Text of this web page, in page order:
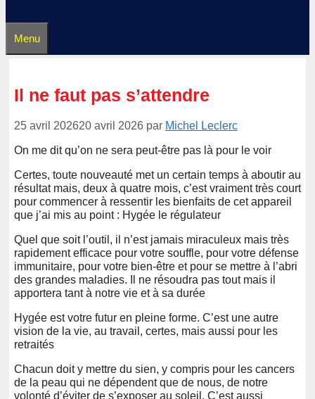
Menu
Il ne faut pas s’attendre
25 avril 202620 avril 2026 par Michel Leclerc
On me dit qu’on ne sera peut-être pas là pour le voir
Certes, toute nouveauté met un certain temps à aboutir au
résultat mais, deux à quatre mois, c’est vraiment très court
pour commencer à ressentir les bienfaits de cet appareil
que j’ai mis au point : Hygée le régulateur
Quel que soit l’outil, il n’est jamais miraculeux mais très
rapidement efficace pour votre souffle, pour votre défense
immunitaire, pour votre bien-être et pour se mettre à l’abri
des grandes maladies. Il ne résoudra pas tout mais il
apportera tant à notre vie et à sa durée
Hygée est votre futur en pleine forme. C’est une autre
vision de la vie, au travail, certes, mais aussi pour les
retraités
Chacun doit y mettre du sien, y compris pour les cancers
de la peau qui ne dépendent que de nous, de notre
volonté d’éviter de s’exposer au soleil. C’est aussi